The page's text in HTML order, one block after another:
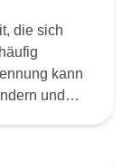
die sich
kann
und